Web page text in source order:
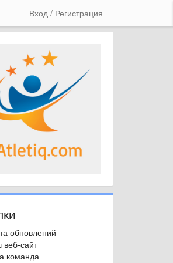
Вход / Регистрация
обновлений
сайт
команда